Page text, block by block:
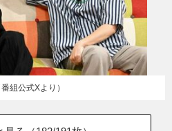
組公式Xより）